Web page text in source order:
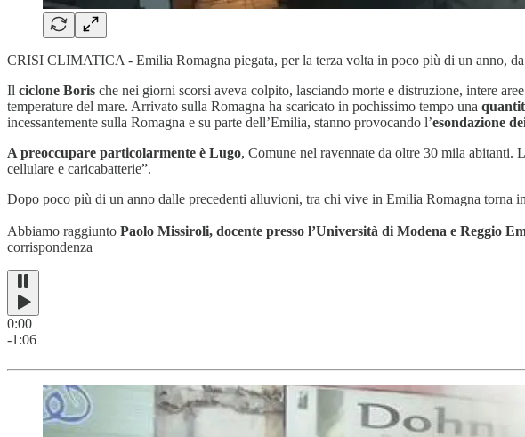
CRISI CLIMATICA - Emilia Romagna piegata, per la terza volta in poco più di un anno,
Il ciclone Boris che nei giorni scorsi aveva colpito, lasciando morte e distruzione, intere
temperature del mare. Arrivato sulla Romagna ha scaricato in pochissimo tempo una
incessantemente sulla Romagna e su parte dell’Emilia, stanno provocando l’esondazione
A preoccupare particolarmente è Lugo, Comune nel ravennate da oltre 30 mila abitanti.
cellulare e caricabatterie”.
Dopo poco più di un anno dalle precedenti alluvioni, tra chi vive in Emilia Romagna torna
Abbiamo raggiunto Paolo Missiroli, docente presso l’Università di Modena e Reggio
corrispondenza
0:00
-1:06